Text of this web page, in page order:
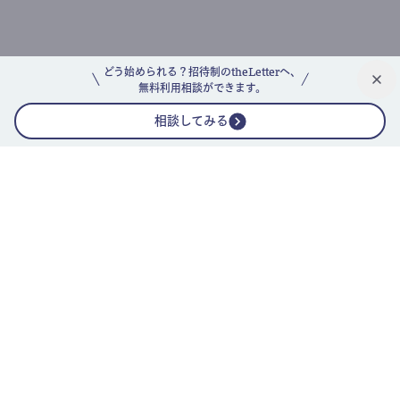
どう始められる？招待制のtheLetterへ、
無料利用相談ができます。
相談してみる